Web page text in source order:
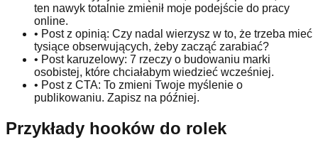
ten nawyk totalnie zmienił moje podejście do pracy
online.
• Post z opinią: Czy nadal wierzysz w to, że trzeba mieć
tysiące obserwujących, żeby zacząć zarabiać?
• Post karuzelowy: 7 rzeczy o budowaniu marki
osobistej, które chciałabym wiedzieć wcześniej.
• Post z CTA: To zmieni Twoje myślenie o
publikowaniu. Zapisz na później.
Przykłady hooków do rolek